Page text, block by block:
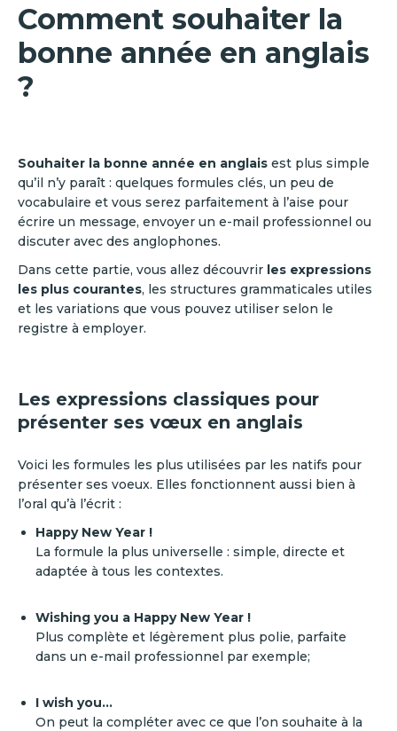
Comment souhaiter la
bonne année en anglais
?
Souhaiter la bonne année en anglais est plus simple
qu’il n’y paraît : quelques formules clés, un peu de
vocabulaire et vous serez parfaitement à l’aise pour
écrire un message, envoyer un e-mail professionnel ou
discuter avec des anglophones.
Dans cette partie, vous allez découvrir les expressions
les plus courantes, les structures grammaticales utiles
et les variations que vous pouvez utiliser selon le
registre à employer.
Les expressions classiques pour
présenter ses vœux en anglais
Voici les formules les plus utilisées par les natifs pour
présenter ses voeux. Elles fonctionnent aussi bien à
l’oral qu’à l’écrit :
Happy New Year !
La formule la plus universelle : simple, directe et
adaptée à tous les contextes.
Wishing you a Happy New Year !
Plus complète et légèrement plus polie, parfaite
dans un e-mail professionnel par exemple;
I wish you…
On peut la compléter avec ce que l’on souhaite à la